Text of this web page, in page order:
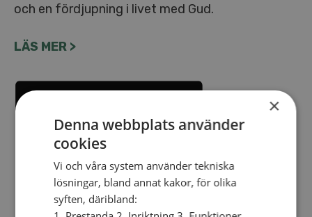
och en fördjupning i livet med Gud.
LÄS MER >
×
Denna webbplats använder
cookies
Vi och våra system använder tekniska
lösningar, bland annat kakor, för olika
syften, däribland: